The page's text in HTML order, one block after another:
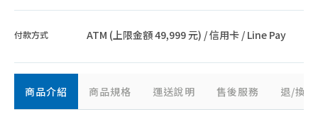
付款方式 ATM (上限金額 49,999 元) / 信用卡 / Line Pay
商品介紹 商品規格 運送說明 售後服務 退/換